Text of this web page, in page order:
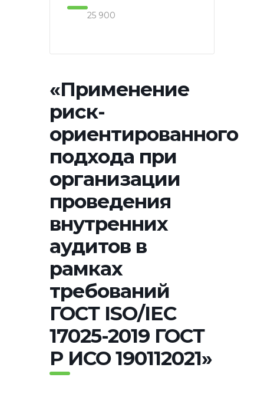
25 900
«Применение
риск-
ориентированного
подхода при
организации
проведения
внутренних
аудитов в
рамках
требований
ГОСТ ISO/IEC
17025-2019 ГОСТ
Р ИСО 190112021»